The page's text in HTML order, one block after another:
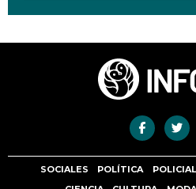
SOCIALES POLÍTICA